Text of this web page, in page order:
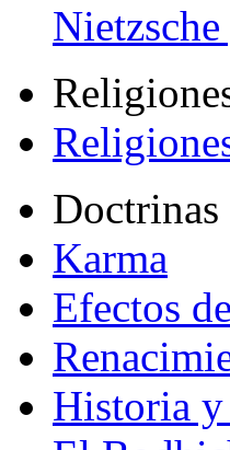
Doctrinas
Karma
Efectos
Historia